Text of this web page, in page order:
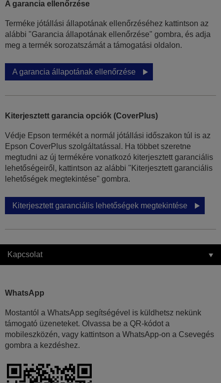
A garancia ellenőrzése
Terméke jótállási állapotának ellenőrzéséhez kattintson az
alábbi "Garancia állapotának ellenőrzése" gombra, és adja
meg a termék sorozatszámát a támogatási oldalon.
A garancia állapotának ellenőrzése
Kiterjesztett garancia opciók (CoverPlus)
Védje Epson termékét a normál jótállási időszakon túl is az
Epson CoverPlus szolgáltatással. Ha többet szeretne
megtudni az új termékére vonatkozó kiterjesztett garanciális
lehetőségeiről, kattintson az alábbi "Kiterjesztett garanciális
lehetőségek megtekintése" gombra.
Kiterjesztett garanciális lehetőségek megtekintése
Kapcsolat
WhatsApp
Mostantól a WhatsApp segítségével is küldhetsz nekünk
támogató üzeneteket. Olvassa be a QR-kódot a
mobileszközén, vagy kattintson a WhatsApp-on a Csevegés
gombra a kezdéshez.